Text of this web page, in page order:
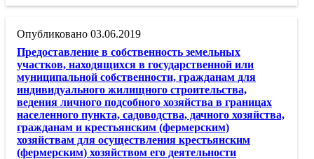
03.06.2019
Предоставление в собственность земельных
участков, находящихся в государственной или
муниципальной собственности, гражданам для
индивидуального жилищного строительства,
ведения личного подсобного хозяйства в границах
населенного пункта, садоводства, дачного хозяйства,
гражданам и крестьянским (фермерским)
хозяйствам для осуществления крестьянским
(фермерским) хозяйством его деятельности